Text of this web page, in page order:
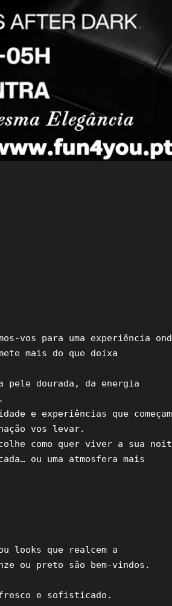
vos para uma experiência
mais do que deixa
pele dourada, da energia
e experiências que começam
vos levar.
como quer viver a sua
ou uma atmosfera mais
looks que realcem a
ou preto são bem-vindos.
e sofisticado.